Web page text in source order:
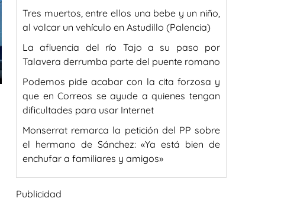
Tres muertos, entre ellos una bebe y un niño,
al volcar un vehículo en Astudillo (Palencia)
La afluencia del río Tajo a su paso por
Talavera derrumba parte del puente romano
Podemos pide acabar con la cita forzosa y
que en Correos se ayude a quienes tengan
dificultades para usar Internet
Monserrat remarca la petición del PP sobre
el hermano de Sánchez: «Ya está bien de
enchufar a familiares y amigos»
Publicidad